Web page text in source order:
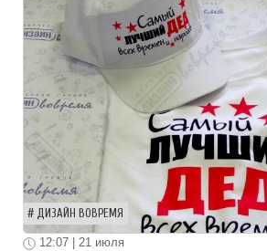
ДИЗАЙН ВОВРЕМЯ
12:07 | 21 июля